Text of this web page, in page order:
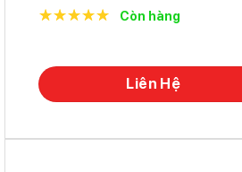
Còn hàng
Liên Hệ